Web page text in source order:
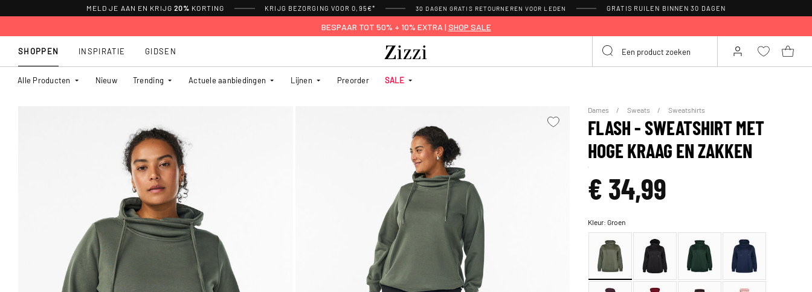
MELD JE AAN EN KRIJG 20% KORTING KRIJG BEZORGING VOOR 0,95€* 30 DAGEN GRATIS RETOURNEREN VOOR LEDEN GRATIS RUILEN BINNEN 30 DAGEN
BESPAAR TOT 50% + 10% EXTRA | SHOP SALE
SHOPPEN
Alle Producten Nieuw Trending Actuele aanbiedingen Lijnen Preorder SALE
INSPIRATIE GIDSEN
Dames Sweats Sweatshirts
FLASH - SWEATSHIRT MET
HOGE KRAAG EN ZAKKEN
€ 34,99
Kleur:Groen